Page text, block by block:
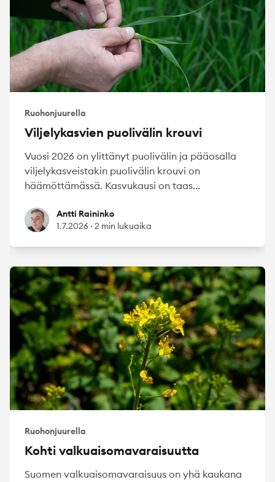
Ruohonjuurella
Viljelykasvien puolivälin krouvi
Vuosi 2026 on ylittänyt puolivälin ja pääosalla
viljelykasveistakin puolivälin krouvi on
häämöttämässä. Kasvukausi on taas...
Antti Raininko
Antti Raininko
1.7.2026 · 2 min lukuaika
Ruohonjuurella
Kohti valkuaisomavaraisuutta
Suomen valkuaisomavaraisuus on yhä kaukana